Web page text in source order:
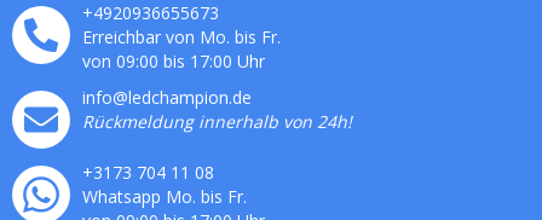
+4920936655673
Erreichbar von Mo. bis Fr.
von 09:00 bis 17:00 Uhr
info@ledchampion.de
Rückmeldung innerhalb von 24h!
+3173 704 11 08
Whatsapp Mo. bis Fr.